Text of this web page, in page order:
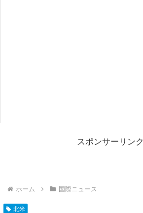
スポンサーリンク
ホーム 国際ニュース
北米